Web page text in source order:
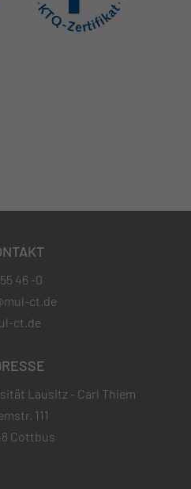
46 -0
ct.de
ct.de
Lausitz - Carl Thiem
111
Cottbus